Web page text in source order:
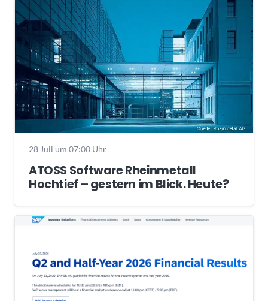
28 Juli um 07:00 Uhr
ATOSS Software Rheinmetall
Hochtief – gestern im Blick. Heute?